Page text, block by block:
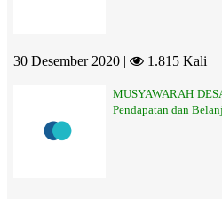
30 Desember 2020 | 1.815 Kali
MUSYAWARAH
Pendapatan dan